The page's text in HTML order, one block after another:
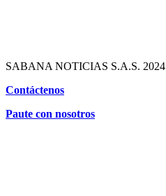
SABANA NOTICIAS S.A.S. 2024
Contáctenos
Paute con nosotros